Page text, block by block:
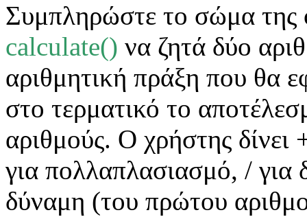
Συμπληρώστε το σώμα
calculate() να ζητά δύο
αριθμητική πράξη που θα
στο τερματικό το
αριθμούς. Ο χρήστης
για πολλαπλασιασμό, /
δύναμη (του πρώτου